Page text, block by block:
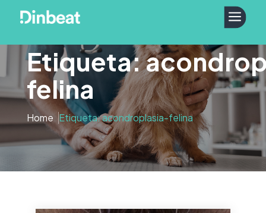
a
Etiqueta:
felina
Home Etiqueta: acondroplasia-felina